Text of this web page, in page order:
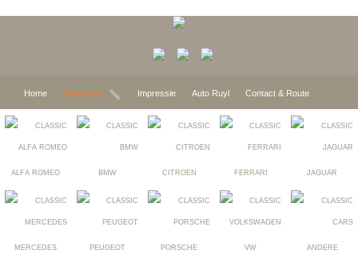
Home Verwacht Impressie Auto Ruyl Contact & Route
ALFA ROMEO BMW CITROEN FERRARI JAGUAR
MERCEDES PEUGEOT PORSCHE VW ANDERE